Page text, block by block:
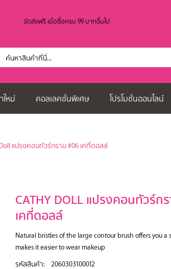
จัดส่งฟรี เมื่อซื้อครบ 99 บาทขึ้นไป
ใหม่ คอลเลคชั่นพิเศษ โปรโมชั่นออนไลน์
แปรงคอนทัวร์กราม #06 เคที่ดอลล์
CATHY DOLL แปรงคอนทัวร์ก
เคที่ดอลล์
Natural bristles of the large contour brush offers you a
makes it easier to wear makeup
รหัสสินค้า:
2060303100012